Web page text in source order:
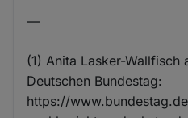
—
(1) Anita Lasker-Wallfisch
Deutschen Bundestag:
https://